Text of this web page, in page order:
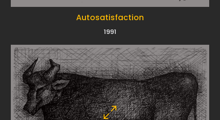
Autosatisfaction
1991